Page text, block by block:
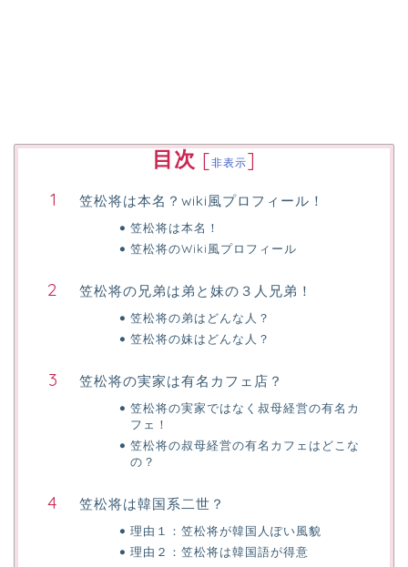
目次 [非表示]
笠松将は本名？wiki風プロフィール！
笠松将は本名！
笠松将のWiki風プロフィール
笠松将の兄弟は弟と妹の３人兄弟！
笠松将の弟はどんな人？
笠松将の妹はどんな人？
笠松将の実家は有名カフェ店？
笠松将の実家ではなく叔母経営の有名カ
フェ！
笠松将の叔母経営の有名カフェはどこな
の？
笠松将は韓国系二世？
理由１：笠松将が韓国人ぽい風貌
理由２：笠松将は韓国語が得意